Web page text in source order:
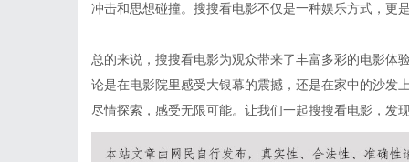
冲击和思想碰撞。搜搜看电影不仅是一种娱乐方式，更
总的来说，搜搜看电影为观众带来了丰富多彩的电影体
论是在电影院里感受大银幕的震撼，还是在家中的沙发
尽情探索，感受无限可能。让我们一起搜搜看电影，发